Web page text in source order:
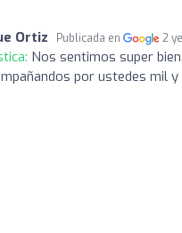
Ortiz Publicada en 2
Nos sentimos super bien
por ustedes mil y